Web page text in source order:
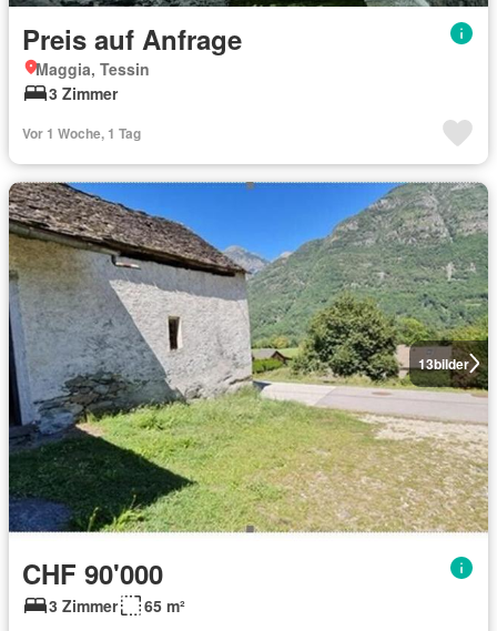
Preis auf Anfrage
Maggia, Tessin
3 Zimmer
Vor 1 Woche, 1 Tag
13bilder
CHF 90'000
3 Zimmer 65 m²